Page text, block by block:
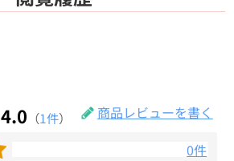
4.0 （1件）
商品レビューを書く
0件